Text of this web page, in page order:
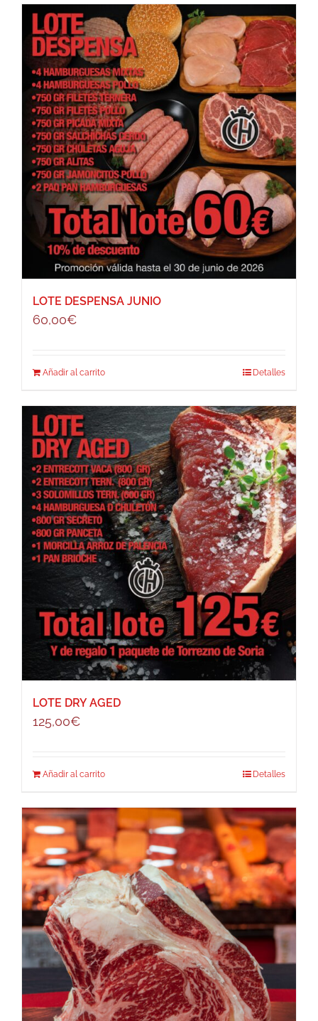
LOTE DESPENSA JUNIO
60,00€
Añadir al carrito Detalles
LOTE DRY AGED
125,00€
Añadir al carrito Detalles